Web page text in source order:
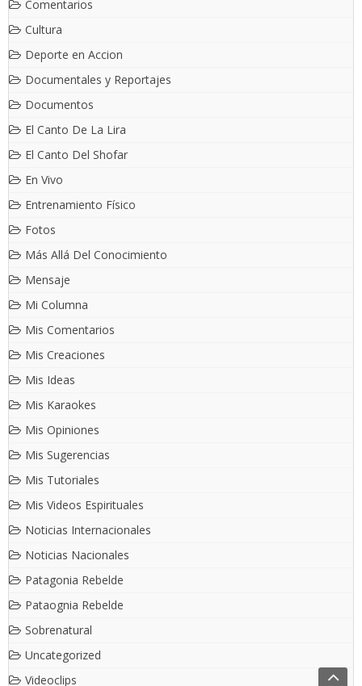
Comentarios
Cultura
Deporte en Accion
Documentales y Reportajes
Documentos
El Canto De La Lira
El Canto Del Shofar
En Vivo
Entrenamiento Físico
Fotos
Más Allá Del Conocimiento
Mensaje
Mi Columna
Mis Comentarios
Mis Creaciones
Mis Ideas
Mis Karaokes
Mis Opiniones
Mis Sugerencias
Mis Tutoriales
Mis Videos Espirituales
Noticias Internacionales
Noticias Nacionales
Patagonia Rebelde
Pataognia Rebelde
Sobrenatural
Uncategorized
Videoclips